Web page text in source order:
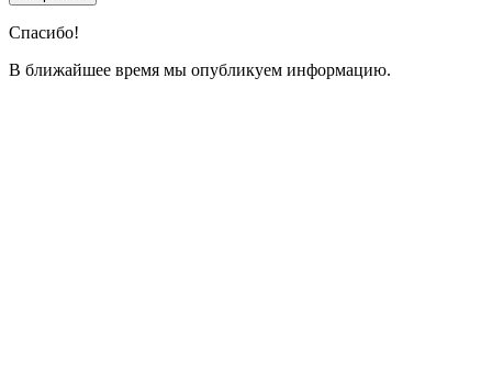
Спасибо!
В ближайшее время мы опубликуем информацию.